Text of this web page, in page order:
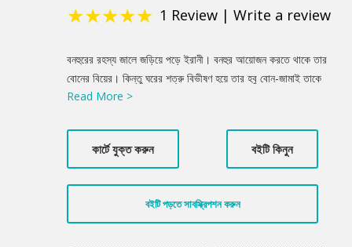
★★★★★ 1 Review | Write a review
Summery
বনহুরের রহস্য জালে জড়িয়ে পড়ে ইরানী। বনহুর আয়োজন করতে থাকে তার
বোনের বিয়ের। কিন্তু ঘরের শত্রু বিভীষণ হয়ে তার হবু বোন-জামাই তাকে
পুলিশে ধরিয়ে দিতে চায়। একদিকে পুলিশের দোসর অন্যদিকে ডাকুকন্যার সাথে
Read More >
কার্টে যুক্ত করুন বইটি কিনুন
বইটি পড়তে সাবস্ক্রিপশন করুন